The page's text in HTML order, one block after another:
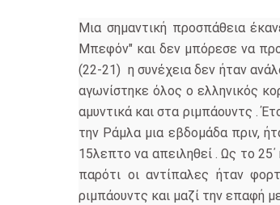
Μια σημαντική προσπάθεια
Μπεφόν" και δεν μπόρεσε να
(22-21) η συνέχεια δεν ήταν
αγωνίστηκε όλος ο ελληνικός
αμυντικά και στα ριμπάουντς .
την Ράμλα μια εβδομάδα πριν,
15λεπτο να απειληθεί . Ως το
παρότι οι αντίπαλες ήταν
ριμπάουντς και μαζί την επαφή